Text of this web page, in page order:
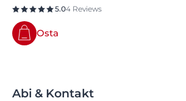
5.04 Reviews
Osta
Abi & Kontakt